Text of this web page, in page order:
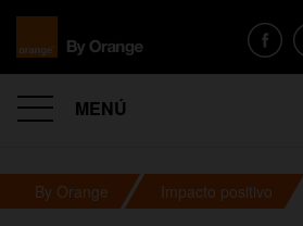
MENÚ
By Orange Impacto positivo